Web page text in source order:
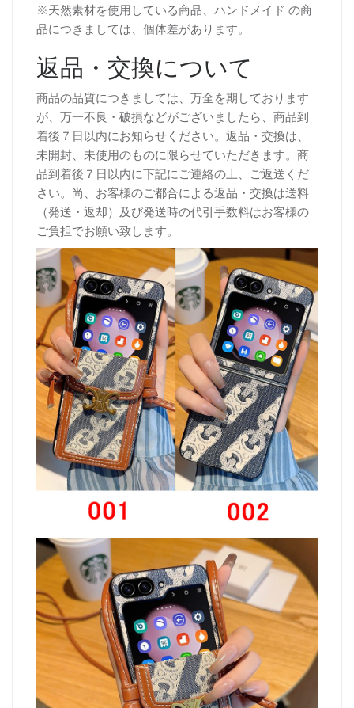
※天然素材を使用している商品、ハンドメイド の商
品につきましては、個体差があります。
返品・交換について
商品の品質につきましては、万全を期しております
が、万一不良・破損などがございましたら、商品到
着後７日以内にお知らせください。返品・交換は、
未開封、未使用のものに限らせていただきます。商
品到着後７日以内に下記にご連絡の上、ご返送くだ
さい。尚、お客様のご都合による返品・交換は送料
（発送・返却）及び発送時の代引手数料はお客様の
ご負担でお願い致します。